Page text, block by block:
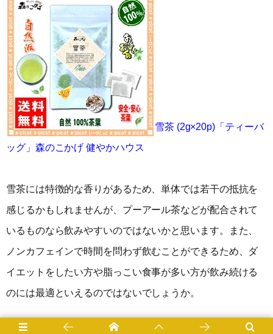
雪茶 (2g×20p)「ティーバ
ッグ」森のこかげ 健やかハウス
雪茶には特徴的な香りがあるため、単体では若干の抵抗を
感じるかもしれませんが、プーアール茶などが配合されて
いるものなら飲みやすいのではないかと思います。また、
ノンカフェインで時間を問わず飲むことができるため、ダ
イエットをしたい方や脂っこい食事が多い方が飲み続ける
のには最適といえるのではないでしょうか。